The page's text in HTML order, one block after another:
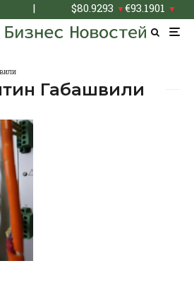
| $80.9293 ▼€93.1901 ▼
Габашвили